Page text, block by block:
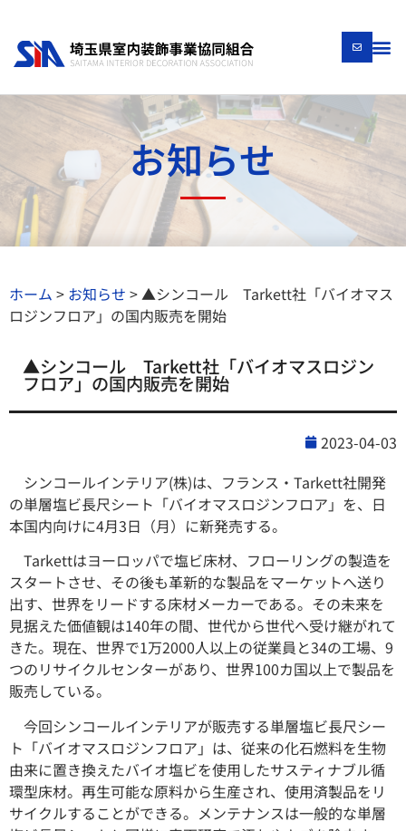
お知らせ
ホーム > お知らせ >▲シンコール Tarkett社「バイオマス
ロジンフロア」の国内販売を開始
▲シンコール Tarkett社「バイオマスロジン
フロア」の国内販売を開始
2023-04-03
シンコールインテリア(株)は、フランス・Tarkett社開発
の単層塩ビ長尺シート「バイオマスロジンフロア」を、日
本国内向けに4月3日（月）に新発売する。
Tarkettはヨーロッパで塩ビ床材、フローリングの製造を
スタートさせ、その後も革新的な製品をマーケットへ送り
出す、世界をリードする床材メーカーである。その未来を
見据えた価値観は140年の間、世代から世代へ受け継がれて
きた。現在、世界で1万2000人以上の従業員と34の工場、9
つのリサイクルセンターがあり、世界100カ国以上で製品を
販売している。
今回シンコールインテリアが販売する単層塩ビ長尺シー
ト「バイオマスロジンフロア」は、従来の化石燃料を生物
由来に置き換えたバイオ塩ビを使用したサスティナブル循
環型床材。再生可能な原料から生産され、使用済製品をリ
サイクルすることができる。メンテナンスは一般的な単層